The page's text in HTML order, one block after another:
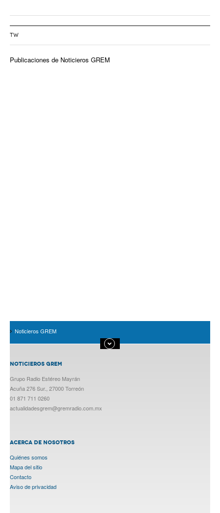
TW
Publicaciones de Noticieros GREM
Noticieros GREM
NOTICIEROS GREM
Grupo Radio Estéreo Mayrán
Acuña 276 Sur., 27000 Torreón
01 871 711 0260
actualidadesgrem@gremradio.com.mx
ACERCA DE NOSOTROS
Quiénes somos
Mapa del sitio
Contacto
Aviso de privacidad